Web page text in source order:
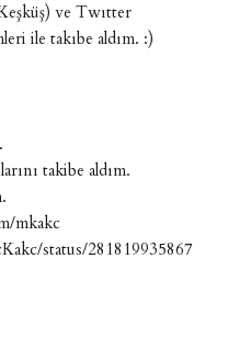
ve Twıtter
ile takıbe aldım. :)
takibe aldım.
mkakc
status/281819935867